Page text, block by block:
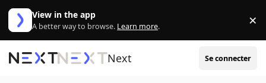
Aller au contenu
View in the app
A better way to browse. Learn more. ×
Next Se connecter